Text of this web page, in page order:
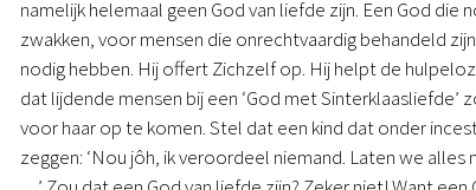
namelijk helemaal geen God van liefde zijn. Een God
zwakken, voor mensen die onrechtvaardig behandeld
nodig hebben. Hij offert Zichzelf op. Hij helpt de
dat lijdende mensen bij een ‘God met Sinterklaasliefde’
voor haar op te komen. Stel dat een kind dat onder
zeggen: ‘Nou jôh, ik veroordeel niemand. Laten we